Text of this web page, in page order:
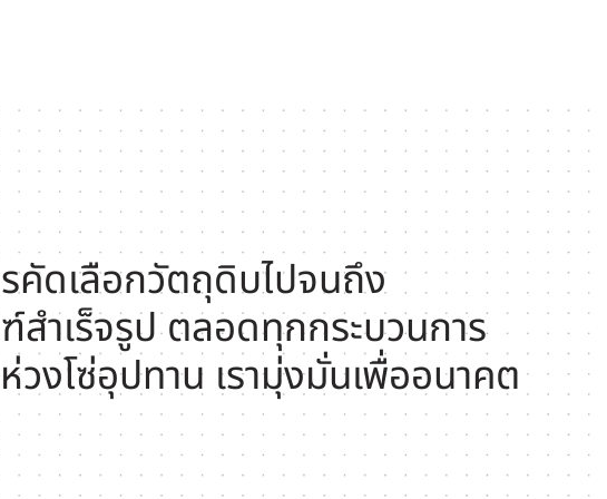
คัดเลือกวัตถุดิบไปจนถึง
ำเร็จรูป ตลอดทุกกระบวนการ
วงโซ่อุปทาน เรามุ่งมั่นเพื่ออนาคต